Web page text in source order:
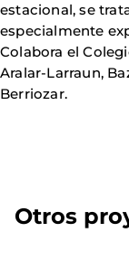
estacional, se
especialmente
Colabora el
Aralar-Larraun,
Berriozar.
Otros